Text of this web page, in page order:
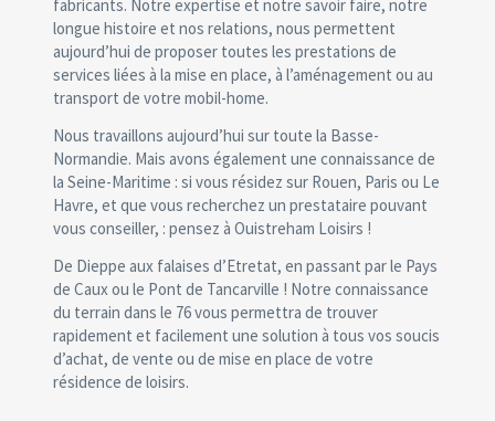
fabricants. Notre expertise et notre savoir faire, notre
longue histoire et nos relations, nous permettent
aujourd’hui de proposer toutes les prestations de
services liées à la mise en place, à l’aménagement ou au
transport de votre mobil-home.
Nous travaillons aujourd’hui sur toute la Basse-
Normandie. Mais avons également une connaissance de
la Seine-Maritime : si vous résidez sur Rouen, Paris ou Le
Havre, et que vous recherchez un prestataire pouvant
vous conseiller, : pensez à Ouistreham Loisirs !
De Dieppe aux falaises d’Etretat, en passant par le Pays
de Caux ou le Pont de Tancarville ! Notre connaissance
du terrain dans le 76 vous permettra de trouver
rapidement et facilement une solution à tous vos soucis
d’achat, de vente ou de mise en place de votre
résidence de loisirs.